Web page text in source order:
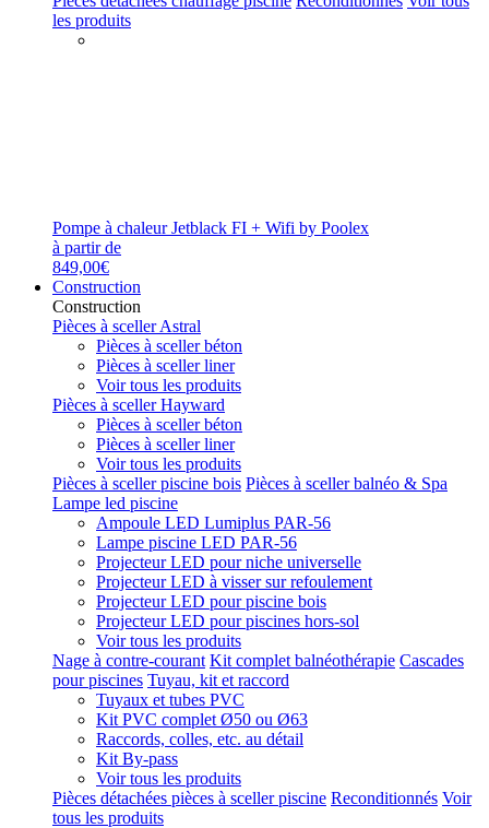
les produits
Pompe à chaleur Jetblack FI + Wifi by Poolex
à partir de
849,00€
Construction
Construction
Pièces à sceller Astral
Pièces à sceller béton
Pièces à sceller liner
Voir tous les produits
Pièces à sceller Hayward
Pièces à sceller béton
Pièces à sceller liner
Voir tous les produits
Pièces à sceller piscine bois Pièces à sceller balnéo & Spa
Lampe led piscine
Ampoule LED Lumiplus PAR-56
Lampe piscine LED PAR-56
Projecteur LED pour niche universelle
Projecteur LED à visser sur refoulement
Projecteur LED pour piscine bois
Projecteur LED pour piscines hors-sol
Voir tous les produits
Nage à contre-courant Kit complet balnéothérapie Cascades
pour piscines Tuyau, kit et raccord
Tuyaux et tubes PVC
Kit PVC complet Ø50 ou Ø63
Raccords, colles, etc. au détail
Kit By-pass
Voir tous les produits
Pièces détachées pièces à sceller piscine Reconditionnés Voir
tous les produits